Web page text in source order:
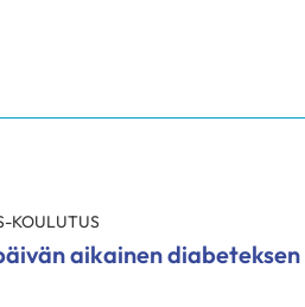
KOULUTUS
aikainen diabeteksen